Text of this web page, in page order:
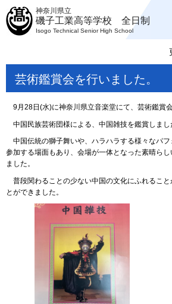
神奈川県立
磯子工業高等学校 全日制
Isogo Technical Senior High School
芸術鑑賞会を行いました。
9月28日(水)に神奈川県立音楽堂にて、芸術鑑賞会
中国民族芸術団様による、中国雑技を鑑賞しまし
中国伝統の獅子舞いや、ハラハラする様々なパ
参加する場面もあり、会場が一体となった素晴ら
ました。
普段関わることの少ない中国の文化にふれること
とができました。